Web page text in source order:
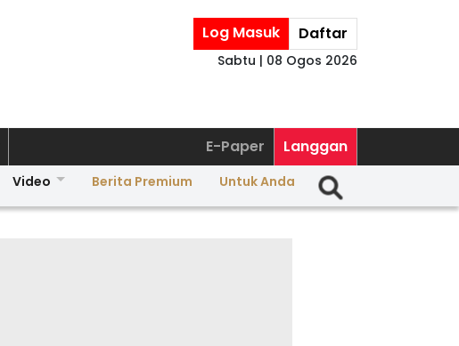
Log Masuk Daftar
Sabtu | 08 Ogos 2026
E-Paper Langgan
Video Berita Premium Untuk Anda